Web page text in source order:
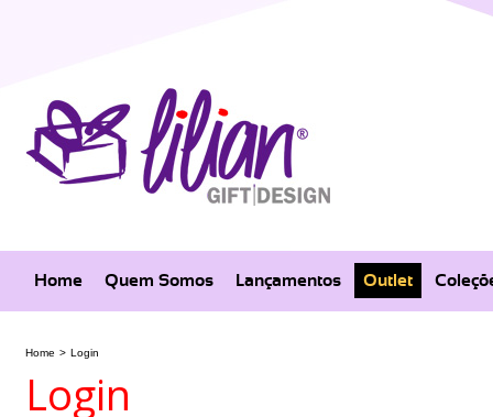
Home Quem Somos Lançamentos Outlet
Home > Login
Login